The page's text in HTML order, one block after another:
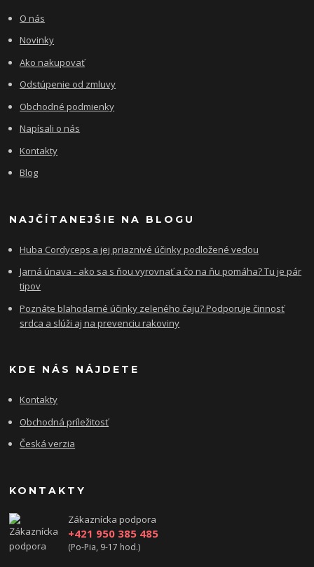
O nás
Novinky
Ako nakupovať
Odstúpenie od zmluvy
Obchodné podmienky
Napísali o nás
Kontakty
Blog
NAJČÍTANEJŠIE NA BLOGU
Huba Cordyceps a jej priaznivé účinky podložené vedou
Jarná únava - ako sa s ňou vyrovnať a čo na ňu pomáha? Tu je pár
tipov
Poznáte blahodarné účinky zeleného čaju? Podporuje činnosť
srdca a slúži aj na prevenciu rakoviny
KDE NÁS NÁJDETE
Kontakty
Obchodná príležitosť
Česká verzia
KONTAKTY
Zákaznícka podpora
+421 950 385 485
(Po-Pia, 9-17 hod.)